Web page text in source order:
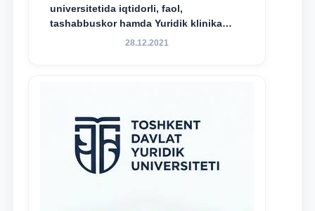
universitetida iqtidorli, faol,
tashabbuskor hamda Yuridik klinika
faoliyatida o‘z bilim va ko‘nikmalarini
28.12.2021